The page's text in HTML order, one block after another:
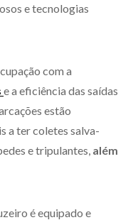
e tecnologias
com a
e a eficiência das saídas
estão
a ter coletes salva-
e tripulantes, além
é equipado e